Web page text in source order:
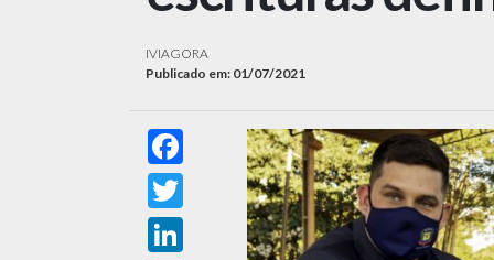
IVIAGORA
Publicado em: 01/07/2021
Facebook
LinkedIn